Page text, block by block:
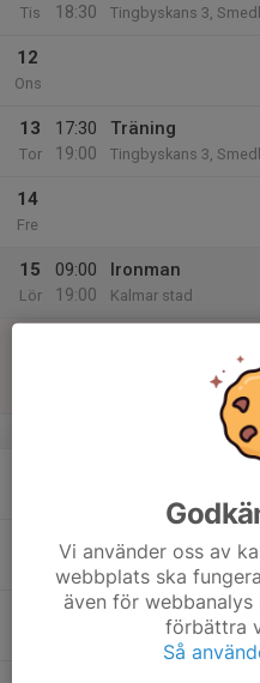
Tis
18:30
Tingbyskans 3,
12
Ons
13
Tor
17:30
19:00
Träning
Tingbyskans 3,
14
Fre
15
Lör
09:00
19:00
Ironman
Kalmar stad
Sydöstra Höst (1,
Tingbyskans 3,
17:30
19:00
Träning
Tingbyskans 3,
Vi använder oss av
webbplats ska
även för
förbättra
Så